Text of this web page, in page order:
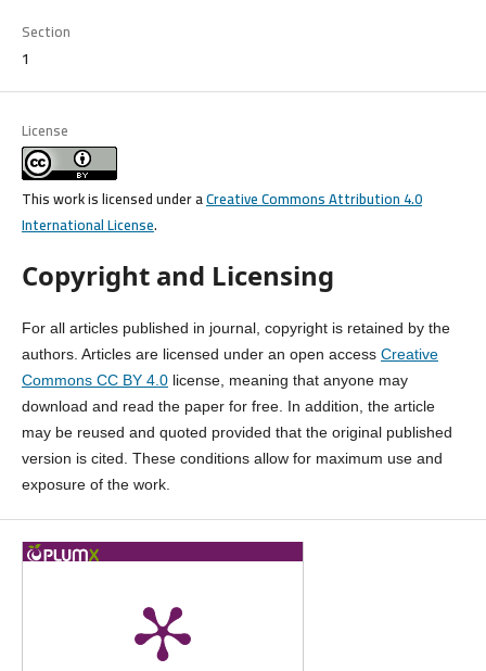
Section
1
License
This work is licensed under aCreative Commons Attribution 4.0
International License.
Copyright and Licensing
For all articles published in journal, copyright is retained by the
authors. Articles are licensed under an open access Creative
Commons CC BY 4.0 license, meaning that anyone may
download and read the paper for free. In addition, the article
may be reused and quoted provided that the original published
version is cited. These conditions allow for maximum use and
exposure of the work.